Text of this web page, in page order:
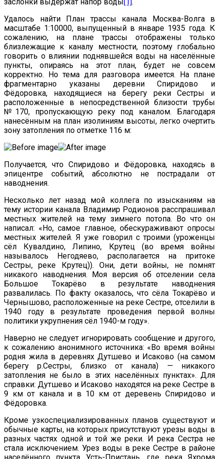
Удалось найти План трассы канала Москва-Волга в
масштабе 1:10000, выпущенный в январе 1935 года. К
сожалению, на плане трассы отображены только
близлежащие к каналу местности, поэтому глобально
говорить о влиянии поднявшейся воды на населённые
пункты, опираясь на этот план, будет не совсем
корректно. Но тема для разговора имеется. На плане
фрагментарно указаны деревни Спиридово и
Фёдоровка, находящиеся на берегу реки Сестры и
расположенные в непосредственной близости трубы
№170, пропускающую реку под каналом. Благодаря
нанесённым на план изолиниям высоты, легко очертить
зону затопления по отметке 116 м:
Получается, что Спиридово и Фёдоровка, находясь в
эпицентре событий, абсолютно не пострадали от
наводнения.
Несколько лет назад мой коллега по изысканиям на
тему истории канала Владимир Родионов расспрашивал
местных жителей на тему зимнего потопа. Во что он
написал: «Но, самое главное, обескураживают опросы
местных жителей. Я уже говорил с троими (уроженцы
сёл Кувалдино, Липино, Крутец (во время войны
называлось Негодяево, располагается на притоке
Сестры, реке Крутец)). Они, дети войны, не помнят
никакого наводнения. Моя версия об отселении села
Большое Токарёво в результате наводнения
развалилась. По факту оказалось, что сёла Токарёво и
Чернышово, расположенные на реке Сестре, отселили в
1940 году в результате проведения первой волны
политики укрупнения сёл 1940-м году».
Наверно не следует игнорировать сообщение и другого,
к сожалению анонимного источника: «Во время войны
родня жила в деревнях Дутшево и Исаково (на самом
берегу р.Сестры, близко от канала) — никакого
затопления не было в этих населённых пунктах». Для
справки: Дутшево и Исаково находятся на реке Сестре в
9 км от канала и в 10 км от деревень Спиридово и
Фёдоровка.
Кроме узкоспециализированных планов существуют и
обычные карты, на которых присутствуют урезы воды в
разных частях одной и той же реки. И река Сестра не
стала исключением. Урез воды в реке Сестре в районе